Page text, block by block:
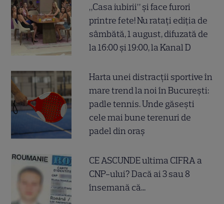
„Casa iubirii” și face furori
printre fete! Nu ratați ediția de
sâmbătă, 1 august, difuzată de
la 16:00 și 19:00, la Kanal D
Harta unei distracții sportive în
mare trend la noi în București:
padle tennis. Unde găsești
cele mai bune terenuri de
padel din oraș
CE ASCUNDE ultima CIFRA a
CNP-ului? Dacă ai 3 sau 8
însemană că...